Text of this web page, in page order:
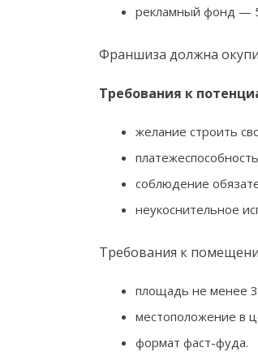
рекламный фонд —
Франшиза должна
Требования к
желание строить
соблюдение
неукоснительное
Требования к
площадь не менее
местоположение в
формат фаст-фуда.